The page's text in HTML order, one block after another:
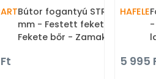
Bútor fogantyú STRAP - 16
mm - Festett fekete -
Fekete bőr - Zamak fém
HAFELE
-
5 995